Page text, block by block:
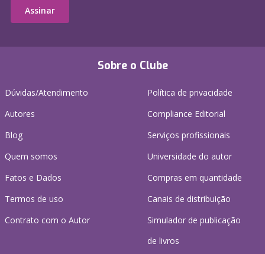
Sobre o Clube
Dúvidas/Atendimento
Autores
Blog
Quem somos
Fatos e Dados
Termos de uso
Contrato com o Autor
Política de privacidade
Compliance Editorial
Serviços profissionais
Universidade do autor
Compras em quantidade
Canais de distribuição
Simulador de publicação
de livros
Assinar